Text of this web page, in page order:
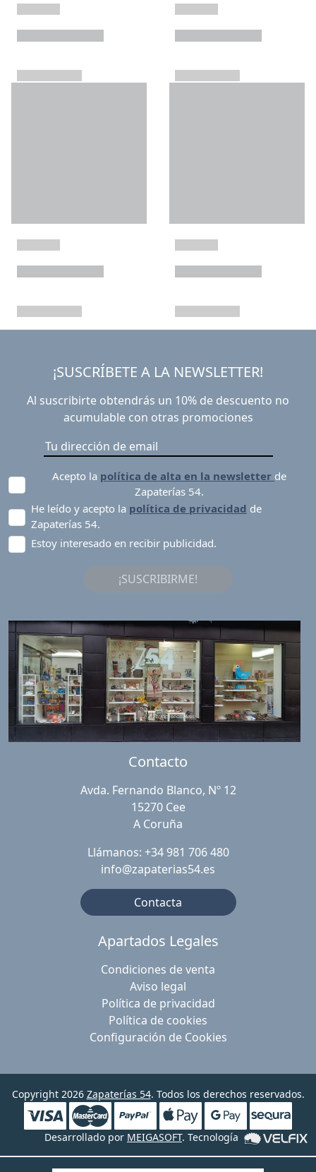
¡SUSCRÍBETE A LA NEWSLETTER!
Al suscribirte obtendrás un 10% de descuento no
acumulable con otras promociones
Acepto la política de alta en la newsletter de
Zapaterías 54.
He leído y acepto la política de privacidad de
Zapaterías 54.
Estoy interesado en recibir publicidad.
¡SUSCRIBIRME!
Contacto
Avda. Fernando Blanco, Nº 12
15270 Cee
A Coruña
Llámanos: +34 981 706 480
info@zapaterias54.es
Contacta
Apartados Legales
Condiciones de venta
Aviso legal
Política de privacidad
Política de cookies
Configuración de Cookies
Copyright 2026 Zapaterías 54. Todos los derechos reservados.
Desarrollado por MEIGASOFT. Tecnología